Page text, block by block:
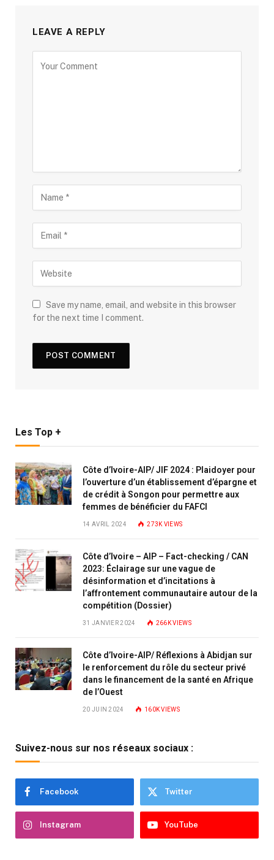
LEAVE A REPLY
Save my name, email, and website in this browser
for the next time I comment.
Les Top +
Côte d’Ivoire-AIP/ JIF 2024 : Plaidoyer pour
l’ouverture d’un établissement d’épargne et
de crédit à Songon pour permettre aux
femmes de bénéficier du FAFCI
14 AVRIL 2024 273K VIEWS
Côte d’Ivoire – AIP – Fact-checking / CAN
2023: Éclairage sur une vague de
désinformation et d’incitations à
l’affrontement communautaire autour de la
compétition (Dossier)
31 JANVIER 2024 266KVIEWS
Côte d’Ivoire-AIP/ Réflexions à Abidjan sur
le renforcement du rôle du secteur privé
dans le financement de la santé en Afrique
de l’Ouest
20 JUIN 2024 160KVIEWS
Suivez-nous sur nos réseaux sociaux :
Facebook Twitter
Instagram YouTube